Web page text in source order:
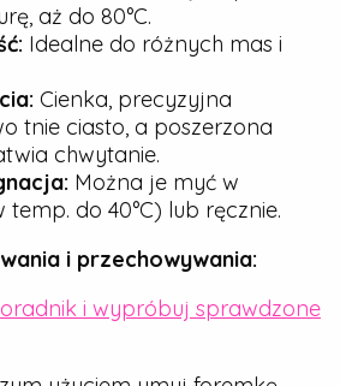
aż do 80°C.
Idealne do różnych mas i
Cienka, precyzyjna
tnie ciasto, a poszerzona
chwytanie.
Można je myć w
do 40°C) lub ręcznie.
i przechowywania:
i wypróbuj sprawdzone